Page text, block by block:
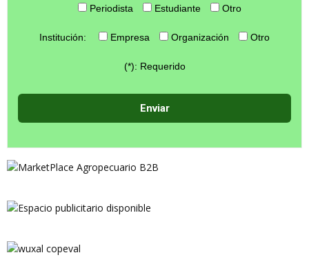
Periodista
Estudiante Otro
Institución: Empresa Organización Otro
(*): Requerido